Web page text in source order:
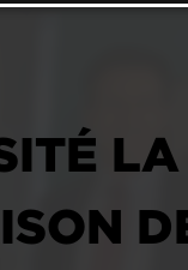
LA